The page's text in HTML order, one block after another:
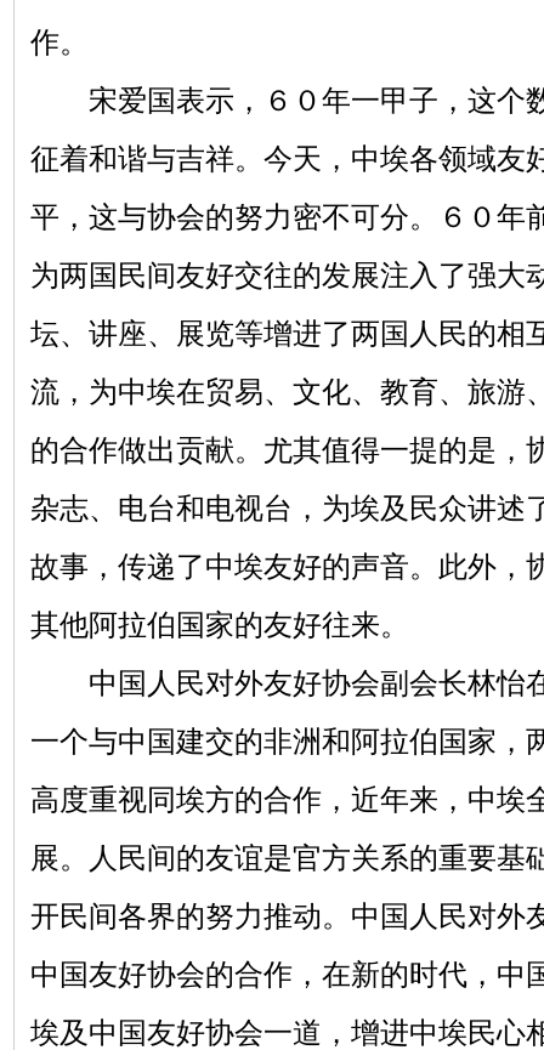
作。
宋爱国表示，６０年一甲子，这个
征着和谐与吉祥。今天，中埃各领域友
平，这与协会的努力密不可分。６０年
为两国民间友好交往的发展注入了强大
坛、讲座、展览等增进了两国人民的相
流，为中埃在贸易、文化、教育、旅游
的合作做出贡献。尤其值得一提的是，
杂志、电台和电视台，为埃及民众讲述
故事，传递了中埃友好的声音。此外，
其他阿拉伯国家的友好往来。
中国人民对外友好协会副会长林怡
一个与中国建交的非洲和阿拉伯国家，
高度重视同埃方的合作，近年来，中埃
展。人民间的友谊是官方关系的重要基
开民间各界的努力推动。中国人民对外
中国友好协会的合作，在新的时代，中
埃及中国友好协会一道，增进中埃民心